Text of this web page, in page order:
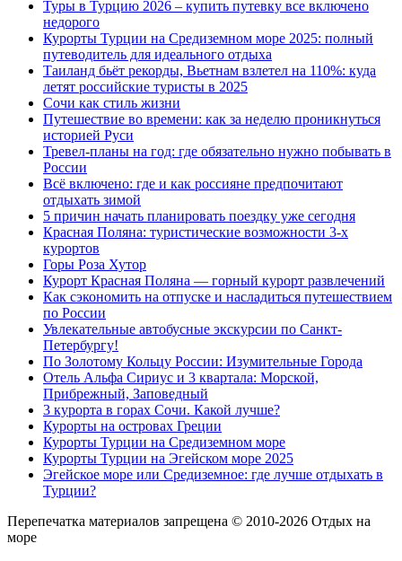
Туры в Турцию 2026 – купить путевку все включено
недорого
Курорты Турции на Средиземном море 2025: полный
путеводитель для идеального отдыха
Таиланд бьёт рекорды, Вьетнам взлетел на 110%: куда
летят российские туристы в 2025
Сочи как стиль жизни
Путешествие во времени: как за неделю проникнуться
историей Руси
Тревел-планы на год: где обязательно нужно побывать в
России
Всё включено: где и как россияне предпочитают
отдыхать зимой
5 причин начать планировать поездку уже сегодня
Красная Поляна: туристические возможности 3-х
курортов
Горы Роза Хутор
Курорт Красная Поляна — горный курорт развлечений
Как сэкономить на отпуске и насладиться путешествием
по России
Увлекательные автобусные экскурсии по Санкт-
Петербургу!
По Золотому Кольцу России: Изумительные Города
Отель Альфа Сириус и 3 квартала: Морской,
Прибрежный, Заповедный
3 курорта в горах Сочи. Какой лучше?
Курорты на островах Греции
Курорты Турции на Средиземном море
Курорты Турции на Эгейском море 2025
Эгейское море или Средиземное: где лучше отдыхать в
Турции?
Перепечатка материалов запрещена © 2010-2026 Отдых на
море